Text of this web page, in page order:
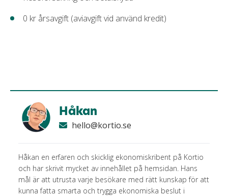
0 kr årsavgift (aviavgift vid använd kredit)
Håkan
hello@kortio.se
Håkan en erfaren och skicklig ekonomiskribent på Kortio
och har skrivit mycket av innehållet på hemsidan. Hans
mål är att utrusta varje besökare med rätt kunskap för att
kunna fatta smarta och trygga ekonomiska beslut i